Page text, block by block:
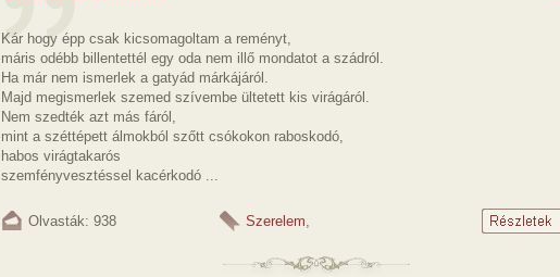
Kár hogy épp csak kicsomagoltam a reményt,
máris odébb billentettél egy oda nem illő mondatot a szádról.
Ha már nem ismerlek a gatyád márkájáról.
Majd megismerlek szemed szívembe ültetett kis virágáról.
Nem szedték azt más fáról,
mint a széttépett álmokból szőtt csókokon raboskodó,
habos virágtakarós
szemfényvesztéssel kacérkodó ...
Olvasták: 938 Szerelem,